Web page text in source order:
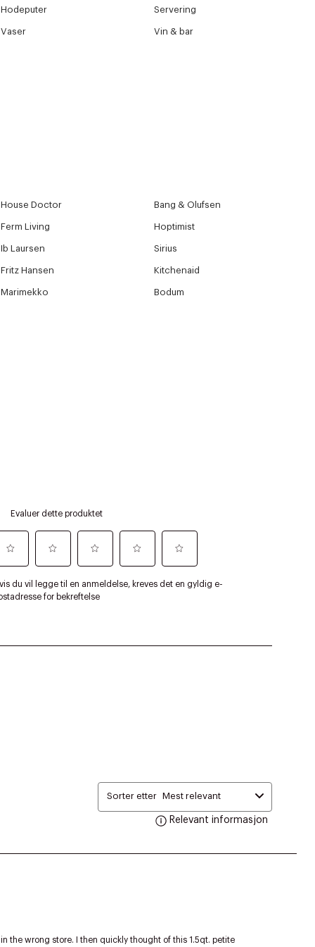
Hodeputer Servering
Vaser Vin & bar
House Doctor Bang & Olufsen
Ferm Living Hoptimist
Ib Laursen Sirius
Fritz Hansen Kitchenaid
Marimekko Bodum